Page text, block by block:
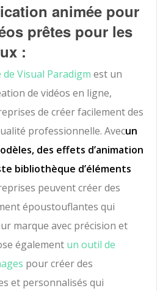
animée pour
prêtes pour les
:
de Visual Paradigm est un
de vidéos en ligne,
de créer facilement des
professionnelle. Avecun
des effets d’animation
bibliothèque d’éléments
peuvent créer des
époustouflantes qui
marque avec précision et
également un outil de
pour créer des
et personnalisés qui